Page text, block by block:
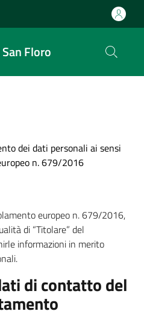
Floro
dei dati personali ai sensi
n. 679/2016
europeo n. 679/2016,
di “Titolare” del
informazioni in merito
di contatto del